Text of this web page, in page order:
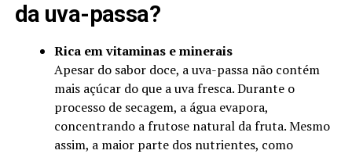
da uva-passa?
Rica em vitaminas e minerais
Apesar do sabor doce, a uva-passa não contém
mais açúcar do que a uva fresca. Durante o
processo de secagem, a água evapora,
concentrando a frutose natural da fruta. Mesmo
assim, a maior parte dos nutrientes, como